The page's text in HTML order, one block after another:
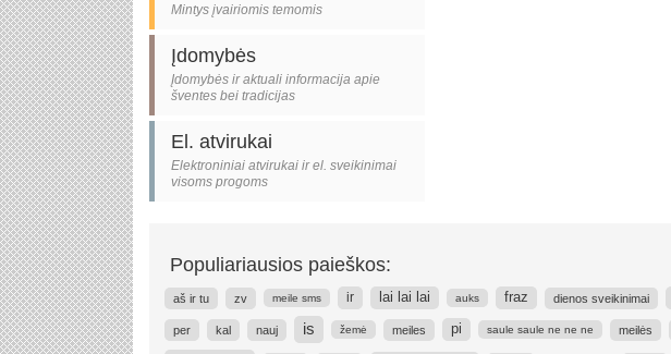
Mintys įvairiomis temomis
Įdomybės
Įdomybės ir aktuali informacija apie
šventes bei tradicijas
El. atvirukai
Elektroniniai atvirukai ir el. sveikinimai
visoms progoms
Populiariausios paieškos:
aš ir tu zv meile sms ir lai lai lai auks fraz dienos sveikinimai
per kal nauj is žemė meiles pi saule saule ne ne ne meilės